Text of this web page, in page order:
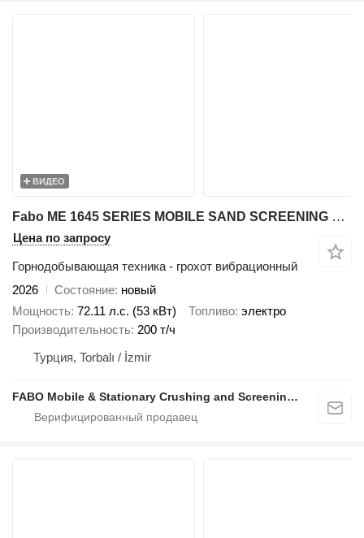
ВИДЕО
Fabo ME 1645 SERIES MOBILE SAND SCREENING PLANT
Цена по запросу
Горнодобывающая техника - грохот вибрационный
2026
Состояние новый
Мощность 72.11 л.с. (53 кВт) Топливо электро
Производительность 200 т/ч
Турция, Torbalı / İzmir
FABO Mobile & Stationary Crushing and Screening Plants | Concrete Batching Plants Manufacturer